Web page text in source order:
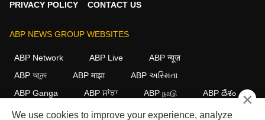
PRIVACY POLICY
CONTACT US
ABP NEWS GROUP WEBSITES
ABP Network ABP Live
ABP न्यूज़
ABP আনন্দ
ABP माझा
ABP અસ્મિતા
ABP Ganga
ABP ਸਾਂਝਾ ABP நாடு ABP దేశం
FOLLOW US
×
We use cookies to improve your experience, analyze